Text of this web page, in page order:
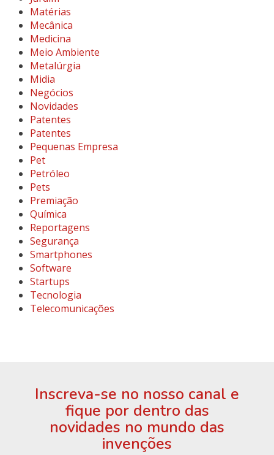
Matérias
Mecânica
Medicina
Meio Ambiente
Metalúrgia
Midia
Negócios
Novidades
Patentes
Patentes
Pequenas Empresa
Pet
Petróleo
Pets
Premiação
Química
Reportagens
Segurança
Smartphones
Software
Startups
Tecnologia
Telecomunicações
Inscreva-se no nosso canal e
fique por dentro das
novidades no mundo das
invenções